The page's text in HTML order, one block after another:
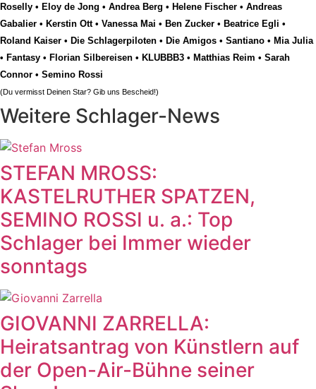
Roselly • Eloy de Jong • Andrea Berg • Helene Fischer • Andreas
Gabalier • Kerstin Ott• Vanessa Mai • Ben Zucker • Beatrice Egli •
Roland Kaiser • Die Schlagerpiloten • Die Amigos • Santiano • Mia Julia
• Fantasy • Florian Silbereisen • KLUBBB3 • Matthias Reim • Sarah
Connor • Semino Rossi
(Du vermisst Deinen Star? Gib uns Bescheid!)
Weitere Schlager-News
STEFAN MROSS:
KASTELRUTHER SPATZEN,
SEMINO ROSSI u. a.: Top
Schlager bei Immer wieder
sonntags
GIOVANNI ZARRELLA:
Heiratsantrag von Künstlern auf
der Open-Air-Bühne seiner